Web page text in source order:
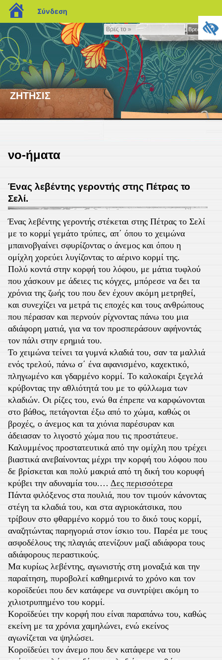
Βρες
το
»
Βρες το »
ΖΗΤΗΣΙΣ
νο-ήματα
Ένας λεβέντης γεροντής στης Πέτρας το
Σελί.
Ένας λεβέντης γεροντής στέκεται στης Πέτρας το Σελί
με το κορμί γεμάτο τρύπες, απ΄ όπου το χειμώνα
μπαινοβγαίνει σφυρίζοντας ο άνεμος και όπου η
ομίχλη χορεύει λυγίζοντας το αέρινο κορμί της.
Πολύ κοντά στην κορφή του λόφου, με μάτια τυφλού
που χάσκουν με άδειες τις κόγχες, μπόρεσε να δει τα
χρόνια της ζωής του που δεν έχουν ακόμη μετρηθεί,
και συνεχίζει να μετρά τις εποχές και τους ανθρώπους
που πέρασαν και περνούν ρίχνοντας πάνω του μια
αδιάφορη ματιά, για να τον προσπεράσουν αφήνοντάς
τον πάλι στην ερημιά του.
Το χειμώνα τείνει τα γυμνά κλαδιά του, σαν τα μαλλιά
ενός τρελού, πάνω σ΄ ένα αφανισμένο, καχεκτικό,
πληγωμένο και γδαρμένο κορμί. Το καλοκαίρι ξεγελά
κρύβοντας την αθλιότητά του με το φύλλωμα των
κλαδιών. Οι ρίζες του, ενώ θα έπρεπε να καρφώνονται
στο βάθος, πετάγονται έξω από το χώμα, καθώς οι
βροχές, ο άνεμος και τα χιόνια παρέσυραν και
άδειασαν το λιγοστό χώμα που τις προστάτευε.
Καλυμμένος προστατευτικά από την ομίχλη που τρέχει
βιαστικά ανεβαίνοντας μέχρι την κορφή του λόφου που
δε βρίσκεται και πολύ μακριά από τη δική του κορυφή
κρύβει την αδυναμία του.… Δες περισσότερα
Πάντα φιλόξενος στα πουλιά, που τον τιμούν κάνοντας
στέγη τα κλαδιά του, και στα αγριοκάτσικα, που
τρίβουν στο φθαρμένο κορμό του το δικό τους κορμί,
αναζητώντας παρηγοριά στον ίσκιο του. Παρέα με τους
ασφοδέλους της πλαγιάς ατενίζουν μαζί αδιάφορα τους
αδιάφορους περαστικούς.
Μα κυρίως λεβέντης, αγωνιστής στη μοναξιά και την
παραίτηση, πυροβολεί καθημερινά το χρόνο και τον
κοροϊδεύει που δεν κατάφερε να συντρίψει ακόμη το
χιλιοτρυπημένο του κορμί.
Κοροϊδεύει την κορφή που είναι παραπάνω του, καθώς
εκείνη με τα χρόνια χαμηλώνει, ενώ εκείνος
αγωνίζεται να ψηλώσει.
Κοροϊδεύει τον άνεμο που δεν κατάφερε να του
blogs.sch.gr
Σύνδεση